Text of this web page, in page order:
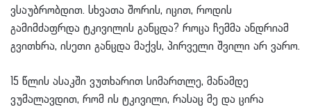
ვსაუბრობდით. სხვათა შორის, იცით, როდის
გამიმძაფრდა ტკივილის განცდა? როცა ჩემმა ანდრიამ
გვითხრა, ისეთი განცდა მაქვს, პირველი შვილი არ ვარო.
15 წლის ასაკში ვუთხარით სიმართლე, მანამდე
ვუმალავდით, რომ ის ტკივილი, რასაც მე და ცირა